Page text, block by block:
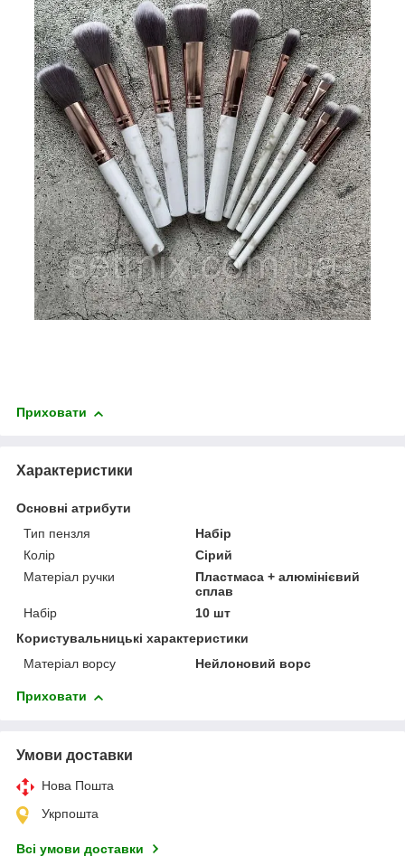
Приховати
Характеристики
Основні атрибути
Тип пензля
Набір
Колір
Сірий
Матеріал ручки
Пластмаса + алюмінієвий
сплав
Набір
10 шт
Користувальницькі характеристики
Матеріал ворсу
Нейлоновий ворс
Приховати
Умови доставки
Нова Пошта
Укрпошта
Всі умови доставки